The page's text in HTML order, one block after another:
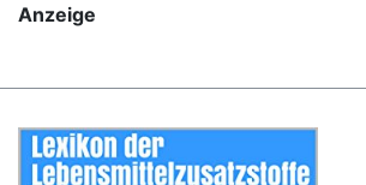
Anzeige